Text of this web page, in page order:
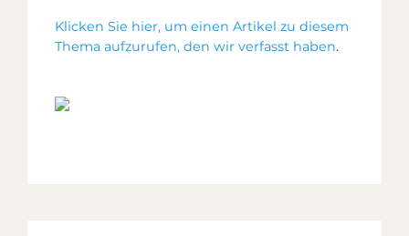
Klicken Sie hier, um einen Artikel zu diesem
Thema aufzurufen, den wir verfasst haben.